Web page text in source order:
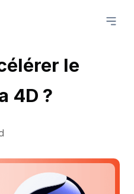
le
4D ?